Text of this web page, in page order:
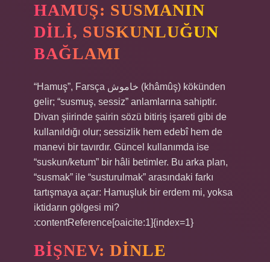
HAMUŞ: SUSMANIN
DILI, SUSKUNLUĞUN
BAĞLAMI
“Hamuş”, Farsça خاموش (khâmûş) kökünden
gelir; “susmuş, sessiz” anlamlarına sahiptir.
Divan şiirinde şairin sözü bitiriş işareti gibi de
kullanıldığı olur; sessizlik hem edebî hem de
manevi bir tavırdır. Güncel kullanımda ise
“suskun/ketum” bir hâli betimler. Bu arka plan,
“susmak” ile “susturulmak” arasındaki farkı
tartışmaya açar: Hamuşluk bir erdem mi, yoksa
iktidarın gölgesi mi?
:contentReference[oaicite:1]{index=1}
BIŞNEV: DINLE